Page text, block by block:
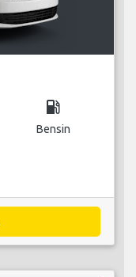
local_gas_station
Bensin